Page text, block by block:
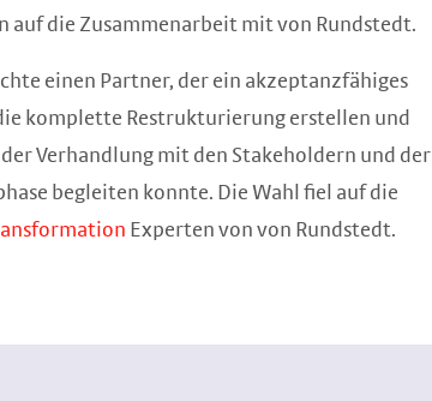
auf die Zusammenarbeit mit von Rundstedt.
einen Partner, der ein akzeptanzfähiges
komplette Restrukturierung erstellen und
der Verhandlung mit den Stakeholdern und der
begleiten konnte. Die Wahl fiel auf die
Experten von von Rundstedt.